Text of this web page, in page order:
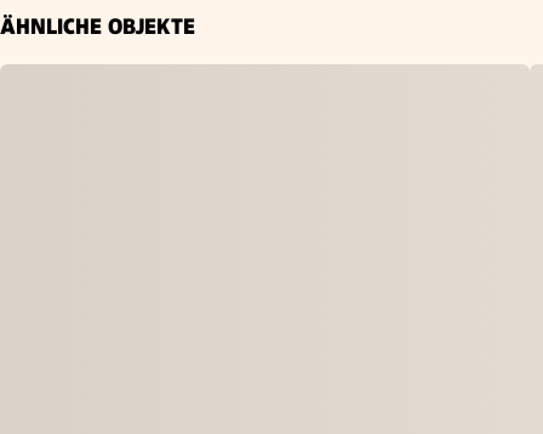
ÄHNLICHE OBJEKTE